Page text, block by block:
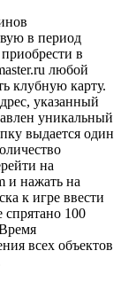
в период
в
любой
клубную карту.
указанный
уникальный
выдается один
на
и нажать на
к игре ввести
100
всех объектов